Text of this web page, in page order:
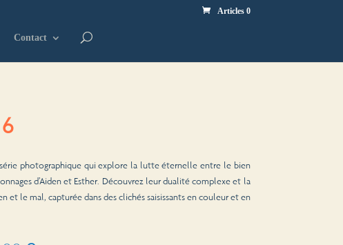
Articles 0
Contact
série photographique qui explore la lutte éternelle entre le bien
d’Aiden et Esther. Découvrez leur dualité complexe et la
et le mal, capturée dans des clichés saisissants en couleur et en